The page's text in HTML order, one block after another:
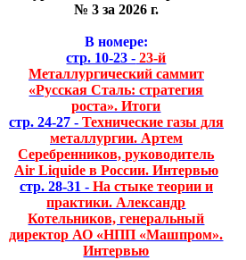
№ 3 за 2026 г.
В номере:
стр. 10-23 - 23-й
Металлургический саммит
«Русская Сталь: стратегия
роста». Итоги
стр. 24-27 - Технические газы для
металлургии. Артем
Серебренников, руководитель
Air Liquide в России. Интервью
стр. 28-31 - На стыке теории и
практики. Александр
Котельников, генеральный
директор АО «НПП «Машпром».
Интервью